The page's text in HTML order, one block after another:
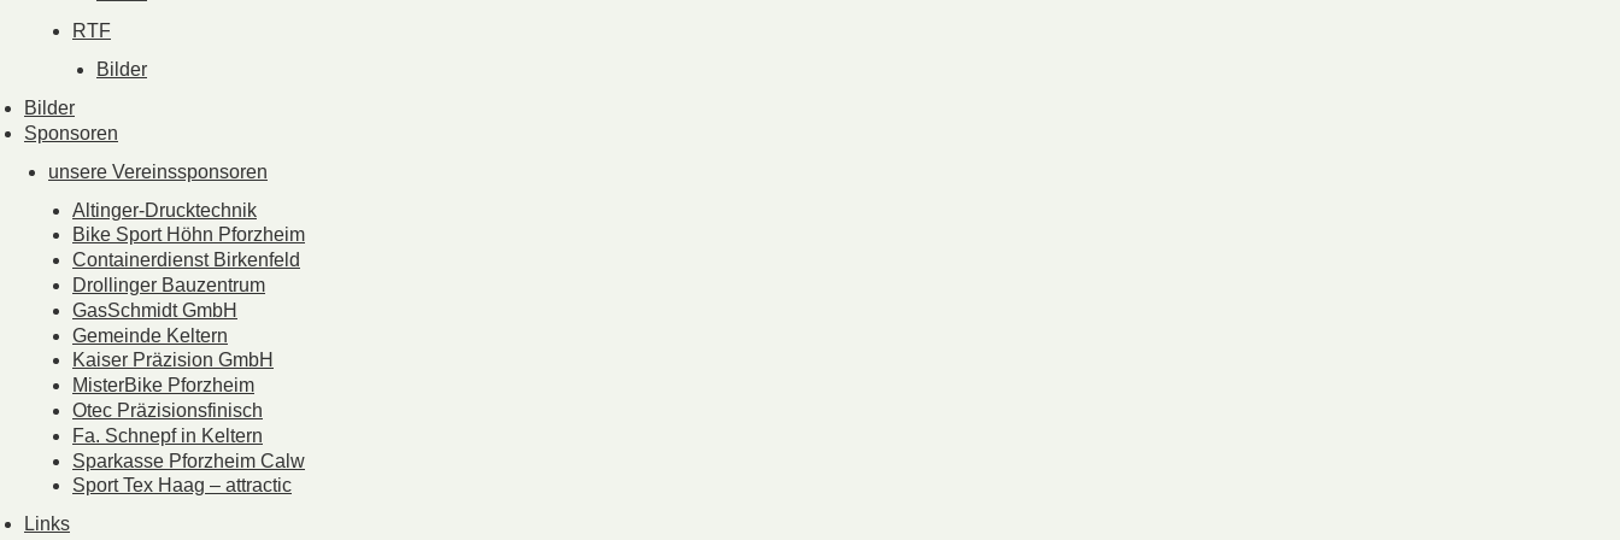
RTF
Bilder
Bilder
Sponsoren
unsere Vereinssponsoren
Altinger-Drucktechnik
Bike Sport Höhn Pforzheim
Containerdienst Birkenfeld
Drollinger Bauzentrum
GasSchmidt GmbH
Gemeinde Keltern
Kaiser Präzision GmbH
MisterBike Pforzheim
Otec Präzisionsfinisch
Fa. Schnepf in Keltern
Sparkasse Pforzheim Calw
Sport Tex Haag – attractic
Links